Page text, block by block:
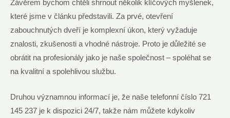
Závěrem bychom chtěli shrnout několik klíčových myšlenek,
které jsme v článku představili. Za prvé, otevření
zabouchnutých dveří je komplexní úkon, který vyžaduje
znalosti, zkušenosti a vhodné nástroje. Proto je důležité se
obrátit na profesionály jako je naše společnost – spoléhat se
na kvalitní a spolehlivou službu.
Druhou významnou informací je, že naše telefonní číslo 721
145 237 je k dispozici 24/7, takže nám můžete kdykoliv